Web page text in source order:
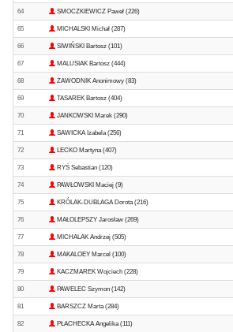
64 SMOCZKIEWICZ Paweł (226)
65 MICHALSKI Michał (287)
66 SIWIŃSKI Bartosz (101)
67 MALUSIAK Bartosz (444)
68 ZAWODNIK Anonimowy (83)
69 TASAREK Bartosz (404)
70 JANKOWSKI Marek (290)
71 SAWICKA Izabela (256)
72 LECKO Martyna (407)
73 RYŚ Sebastian (120)
74 PAWŁOWSKI Maciej (9)
75 KRÓLAK-DUBLAGA Dorota (216)
76 MAŁOLEPSZY Jarosław (269)
77 MICHALAK Andrzej (505)
78 MAKALOEY Marcel (100)
79 KACZMAREK Wojciech (228)
80 PAWELEC Szymon (142)
81 BARSZCZ Marta (284)
82 PŁACHECKA Angelika (111)